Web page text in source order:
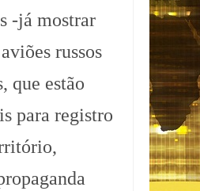
-já mostrar
russos
que estão
para registro